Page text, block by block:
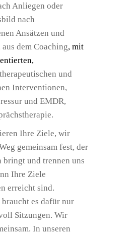
Anliegen oder
nach
Ansätzen und
dem Coaching, mit
und
Interventionen,
und EMDR,
Ihre Ziele, wir
gemeinsam fest, der
bringt und trennen uns
Ihre Ziele
erreicht sind.
es dafür nur
Sitzungen. Wir
In unseren